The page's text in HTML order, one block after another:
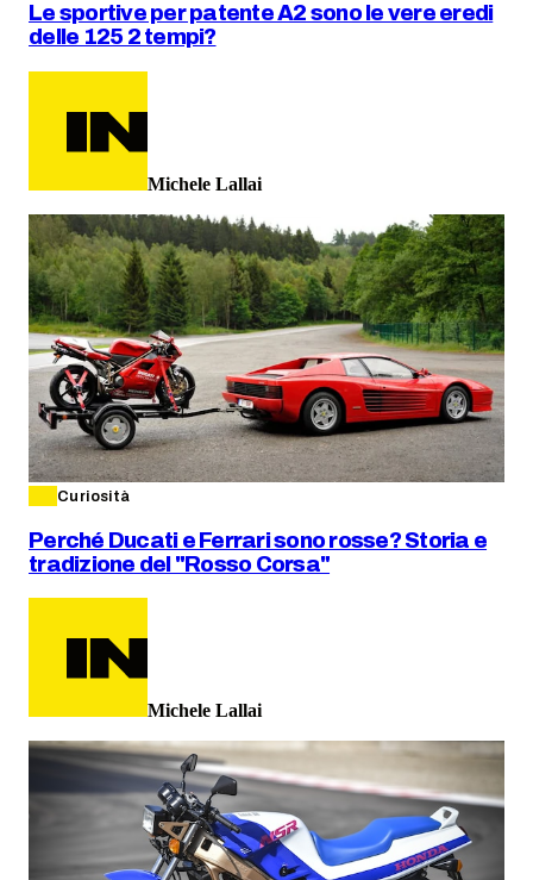
Le sportive per patente A2 sono le vere eredi
delle 125 2 tempi?
Michele Lallai
Curiosità
Perché Ducati e Ferrari sono rosse? Storia e
tradizione del "Rosso Corsa"
Michele Lallai